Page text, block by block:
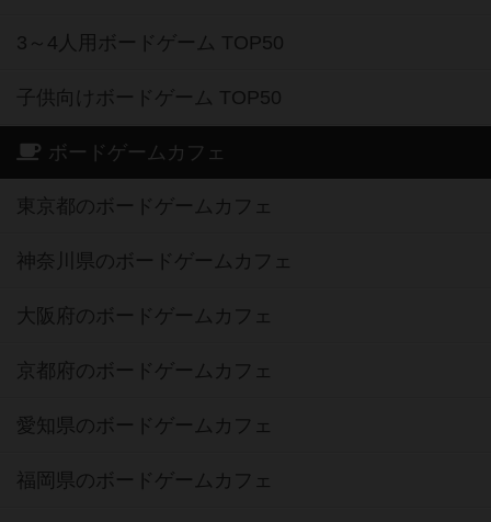
3～4人用ボードゲーム TOP50
子供向けボードゲーム TOP50
ボードゲームカフェ
東京都のボードゲームカフェ
神奈川県のボードゲームカフェ
大阪府のボードゲームカフェ
京都府のボードゲームカフェ
愛知県のボードゲームカフェ
福岡県のボードゲームカフェ